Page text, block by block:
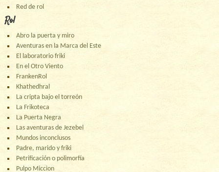
Red de rol
Rol
Abro la puerta y miro
Aventuras en la Marca del Este
El laboratorio friki
En el Otro Viento
FrankenRol
Khathedhral
La cripta bajo el torreón
La Frikoteca
La Puerta Negra
Las aventuras de Jezebel
Mundos inconclusos
Padre, marido y friki
Petrificación o polimorfía
Pulpo Miccion